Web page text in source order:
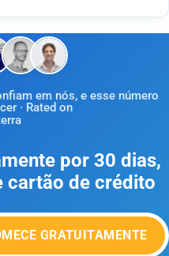
em nós, e esse número
· Rated on
por 30 dias,
cartão de crédito
GRATUITAMENTE